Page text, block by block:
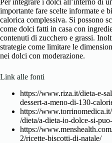
Per integrare i dolci all’interno di
importante fare scelte informate e
calorica complessiva. Si possono
come dolci fatti in casa con
contenuti di zucchero e grassi.
strategie come limitare le
nei dolci con moderazione.
Link alle fonti
https://www.riza.it/dieta-e-
dessert-a-meno-di-130-
https://
/dieta/a-dieta-io-dolce-si-
https://
2/ricette-biscotti-di-natale/